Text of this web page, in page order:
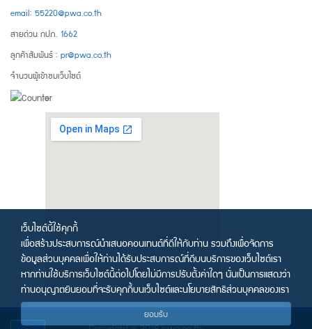
email: 55220@pwa.co.th
สายด่วน กปภ. 1662
ลูกค้าสัมพันธ์ : pr@pwa.co.th
จำนวนผู้เข้าชมเว็บไซต์
เว็บไซต์นี้ใช้คุกกี้
เพื่อสร้างประสบการณ์นำเสนอคอนเทนต์ที่ดีให้กับท่าน รวมถึงเพื่อจัดการ
ข้อมูลส่วนบุคคลเพื่อให้ท่านได้รับประสบการณ์ที่ดีบนบริการของเว็บไซต์เรา
หากท่านใช้บริการเว็บไซต์นี้ต่อไปโดยไม่มีการปรับตั้งค่าใดๆ นั่นเป็นการแสดงว่า
ท่านอนุญาตยินยอมที่จะรับคุกกี้บนเว็บไซต์และนโยบายสิทธิส่วนบุคคลของเรา
ยอมรับ